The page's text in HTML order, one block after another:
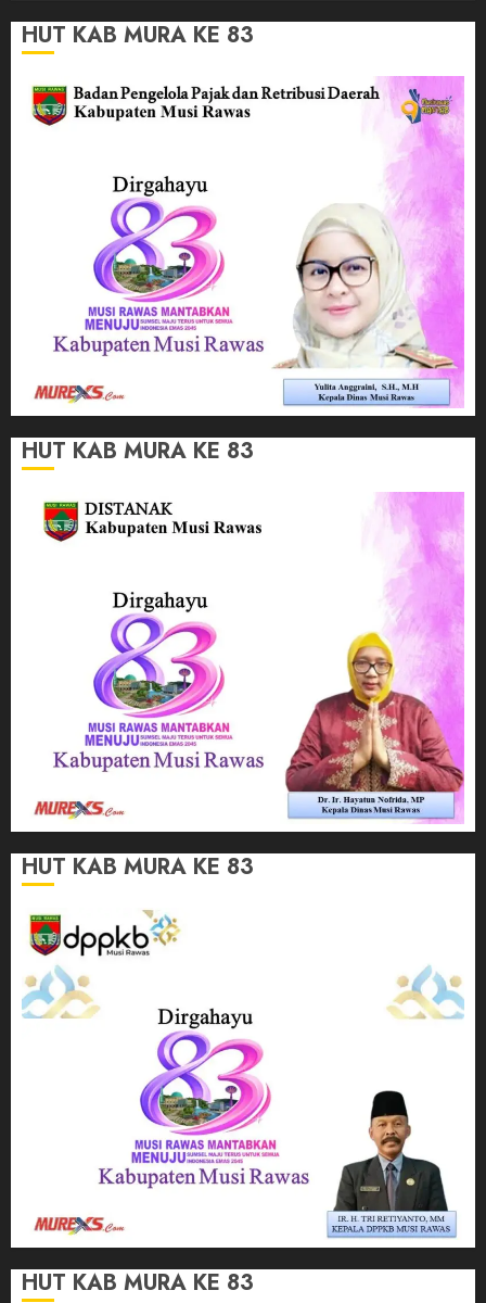
HUT KAB MURA KE 83
HUT KAB MURA KE 83
HUT KAB MURA KE 83
HUT KAB MURA KE 83